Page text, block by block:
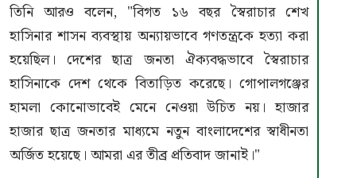
তিনি আরও বলেন, "বিগত ১৬ বছর স্বৈরাচার শেখ
হাসিনার শাসন ব্যবস্থায় অন্যায়ভাবে গণতন্ত্রকে হত্যা করা
হয়েছিল। দেশের ছাত্র জনতা ঐক্যবদ্ধভাবে স্বৈরাচার
হাসিনাকে দেশ থেকে বিতাড়িত করেছে। গোপালগঞ্জের
হামলা কোনোভাবেই মেনে নেওয়া উচিত নয়। হাজার
হাজার ছাত্র জনতার মাধ্যমে নতুন বাংলাদেশের স্বাধীনতা
অর্জিত হয়েছে। আমরা এর তীব্র প্রতিবাদ জানাই।"